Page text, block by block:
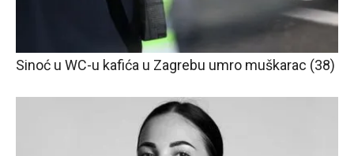
Sinoć u WC-u kafića u Zagrebu umro muškarac (38)